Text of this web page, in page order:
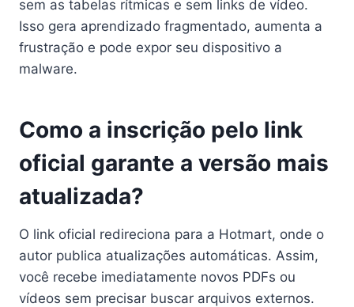
sem as tabelas rítmicas e sem links de vídeo.
Isso gera aprendizado fragmentado, aumenta a
frustração e pode expor seu dispositivo a
malware.
Como a inscrição pelo link
oficial garante a versão mais
atualizada?
O link oficial redireciona para a Hotmart, onde o
autor publica atualizações automáticas. Assim,
você recebe imediatamente novos PDFs ou
vídeos sem precisar buscar arquivos externos.